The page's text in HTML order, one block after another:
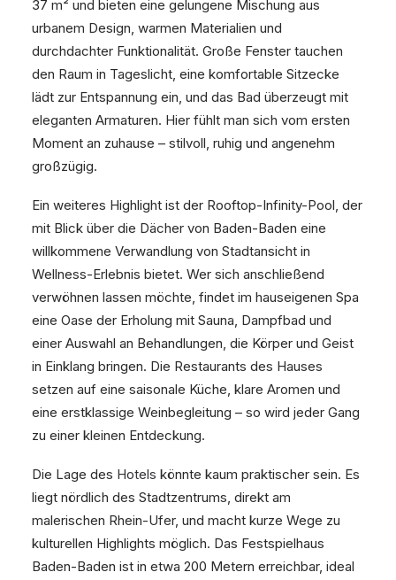
37 m² und bieten eine gelungene Mischung aus
urbanem Design, warmen Materialien und
durchdachter Funktionalität. Große Fenster tauchen
den Raum in Tageslicht, eine komfortable Sitzecke
lädt zur Entspannung ein, und das Bad überzeugt mit
eleganten Armaturen. Hier fühlt man sich vom ersten
Moment an zuhause – stilvoll, ruhig und angenehm
großzügig.
Ein weiteres Highlight ist der Rooftop-Infinity-Pool, der
mit Blick über die Dächer von Baden-Baden eine
willkommene Verwandlung von Stadtansicht in
Wellness-Erlebnis bietet. Wer sich anschließend
verwöhnen lassen möchte, findet im hauseigenen Spa
eine Oase der Erholung mit Sauna, Dampfbad und
einer Auswahl an Behandlungen, die Körper und Geist
in Einklang bringen. Die Restaurants des Hauses
setzen auf eine saisonale Küche, klare Aromen und
eine erstklassige Weinbegleitung – so wird jeder Gang
zu einer kleinen Entdeckung.
Die Lage des Hotels könnte kaum praktischer sein. Es
liegt nördlich des Stadtzentrums, direkt am
malerischen Rhein-Ufer, und macht kurze Wege zu
kulturellen Highlights möglich. Das Festspielhaus
Baden-Baden ist in etwa 200 Metern erreichbar, ideal